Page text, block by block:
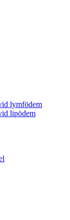
lymfödem
lipödem